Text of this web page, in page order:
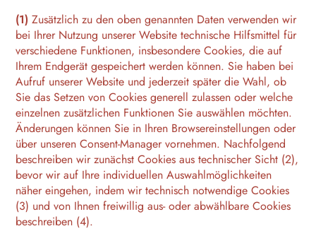
(1) Zusätzlich zu den oben genannten Daten verwenden wir
bei Ihrer Nutzung unserer Website technische Hilfsmittel für
verschiedene Funktionen, insbesondere Cookies, die auf
Ihrem Endgerät gespeichert werden können. Sie haben bei
Aufruf unserer Website und jederzeit später die Wahl, ob
Sie das Setzen von Cookies generell zulassen oder welche
einzelnen zusätzlichen Funktionen Sie auswählen möchten.
Änderungen können Sie in Ihren Browsereinstellungen oder
über unseren Consent-Manager vornehmen. Nachfolgend
beschreiben wir zunächst Cookies aus technischer Sicht (2),
bevor wir auf Ihre individuellen Auswahlmöglichkeiten
näher eingehen, indem wir technisch notwendige Cookies
(3) und von Ihnen freiwillig aus- oder abwählbare Cookies
beschreiben (4).